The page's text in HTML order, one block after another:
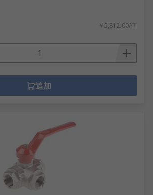
￥5,812.00/個
追加